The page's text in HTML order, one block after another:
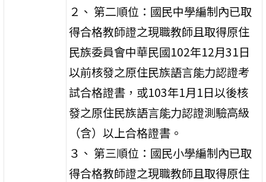
２、 第二順位：國民中學編制內已取
得合格教師證之現職教師且取得原住
民族委員會中華民國102年12月31日
以前核發之原住民族語言能力認證考
試合格證書，或103年1月1日以後核
發之原住民族語言能力認證測驗高級
（含）以上合格證書。
３、 第三順位：國民小學編制內已取
得合格教師證之現職教師且取得原住